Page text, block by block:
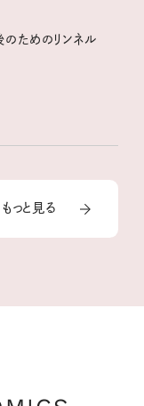
のためのリンネル
っと見る